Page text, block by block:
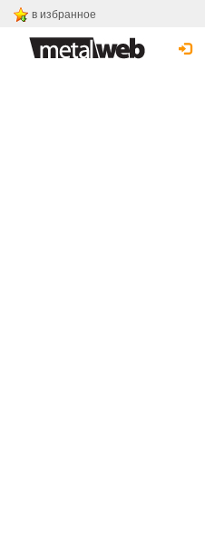
в избранное